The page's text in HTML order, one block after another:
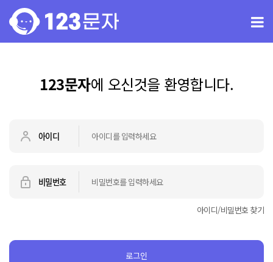
123문자에 오신것을 환영합니다.
아이디
비밀번호
아이디/비밀번호 찾기
로그인